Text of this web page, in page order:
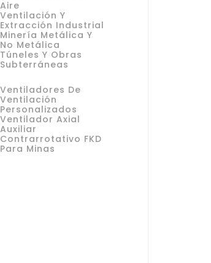
Aire
Ventilación Y
Extracción Industrial
Minería Metálica Y
No Metálica
Túneles Y Obras
Subterráneas
Ventiladores De
Ventilación
Personalizados
Ventilador Axial
Auxiliar
Contrarrotativo FKD
Para Minas